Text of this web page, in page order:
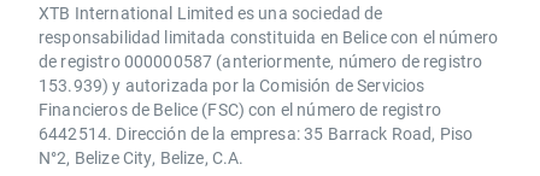
XTB International Limited es una sociedad de
responsabilidad limitada constituida en Belice con el número
de registro 000000587 (anteriormente, número de registro
153.939) y autorizada por la Comisión de Servicios
Financieros de Belice (FSC) con el número de registro
6442514. Dirección de la empresa: 35 Barrack Road, Piso
N°2, Belize City, Belize, C.A.